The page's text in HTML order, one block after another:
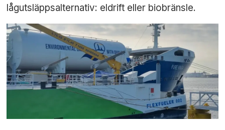
lågutsläppsalternativ: eldrift eller biobränsle.